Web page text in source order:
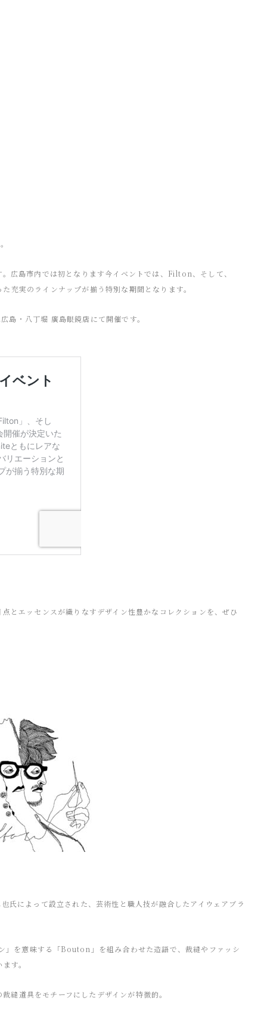
広島市内では初となります今イベントでは、Filton、そして、
充実のラインナップが揃う特別な期間となります。
・八丁堀 廣島眼鏡店にて開催です。
とエッセンスが織りなすデザイン性豊かなコレクションを、ぜひ
によって設立された、芸術性と職人技が融合したアイウェアブラ
を意味する「Bouton」を組み合わせた造語で、裁縫やファッシ
す。
縫道具をモチーフにしたデザインが特徴的。